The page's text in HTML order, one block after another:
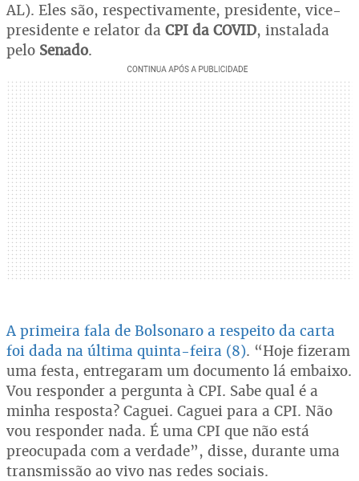
AL). Eles são, respectivamente, presidente, vice-
presidente e relator da CPI da COVID, instalada
pelo Senado.
A primeira fala de Bolsonaro a respeito da carta
foi dada na última quinta-feira (8). “Hoje fizeram
uma festa, entregaram um documento lá embaixo.
Vou responder a pergunta à CPI. Sabe qual é a
minha resposta? Caguei. Caguei para a CPI. Não
vou responder nada. É uma CPI que não está
preocupada com a verdade”, disse, durante uma
transmissão ao vivo nas redes sociais.